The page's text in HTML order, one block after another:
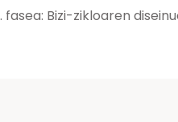
4. fasea: Bizi-zikloaren